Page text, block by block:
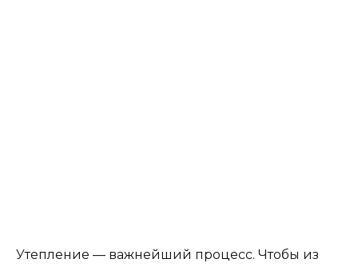
Утепление — важнейший процесс. Чтобы из